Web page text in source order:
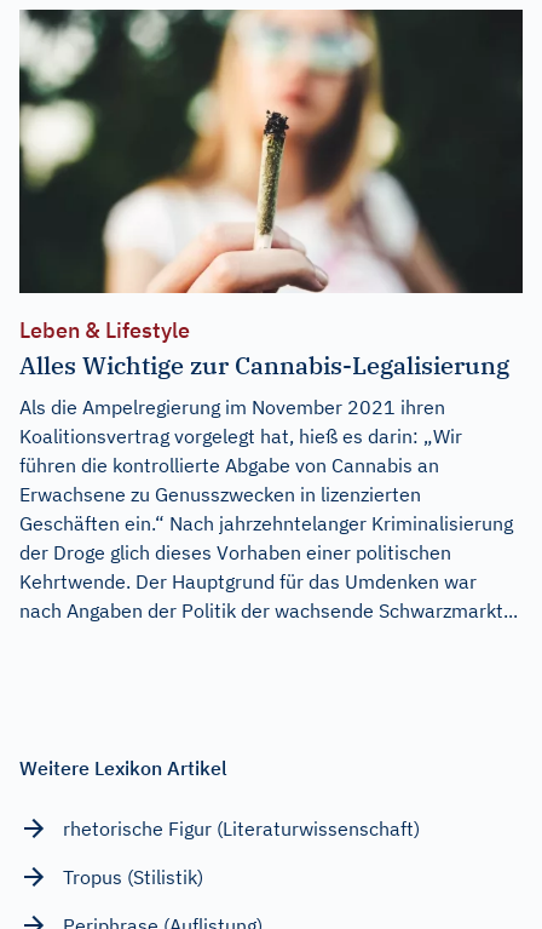
Leben & Lifestyle
Alles Wichtige zur Cannabis-Legalisierung
Als die Ampelregierung im November 2021 ihren
Koalitionsvertrag vorgelegt hat, hieß es darin: „Wir
führen die kontrollierte Abgabe von Cannabis an
Erwachsene zu Genusszwecken in lizenzierten
Geschäften ein.“ Nach jahrzehntelanger Kriminalisierung
der Droge glich dieses Vorhaben einer politischen
Kehrtwende. Der Hauptgrund für das Umdenken war
nach Angaben der Politik der wachsende Schwarzmarkt...
Weitere Lexikon Artikel
rhetorische Figur (Literaturwissenschaft)
Tropus (Stilistik)